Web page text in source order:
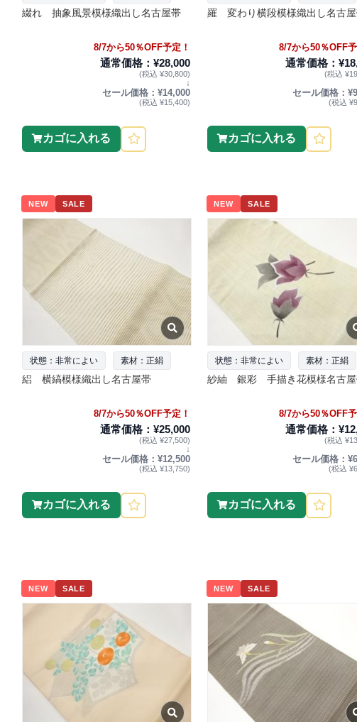
綴れ 抽象風景模様織出し名古屋帯
8/7から50％OFF予定！
通常価格：¥28,000
(税込 ¥30,800)
↓
セール価格：¥14,000
(税込 ¥15,400)
カゴに入れる
羅 変わり横段模様織出し名古
8/7から50％OFF予
通常価格：
(税込
セール価格：
(税込
カゴに入れる
NEW SALE
状態：非常によい 素材：正絹
絽 横縞模様織出し名古屋帯
8/7から50％OFF予定！
通常価格：¥25,000
(税込 ¥27,500)
↓
セール価格：¥12,500
(税込 ¥13,750)
カゴに入れる
NEW SALE
状態：非常によい 素材：正絹
紗紬 銀彩 手描き花模様名古
8/7から50％OFF予
通常価格：
(税込
セール価格：
(税込
カゴに入れる
NEW SALE NEW SALE